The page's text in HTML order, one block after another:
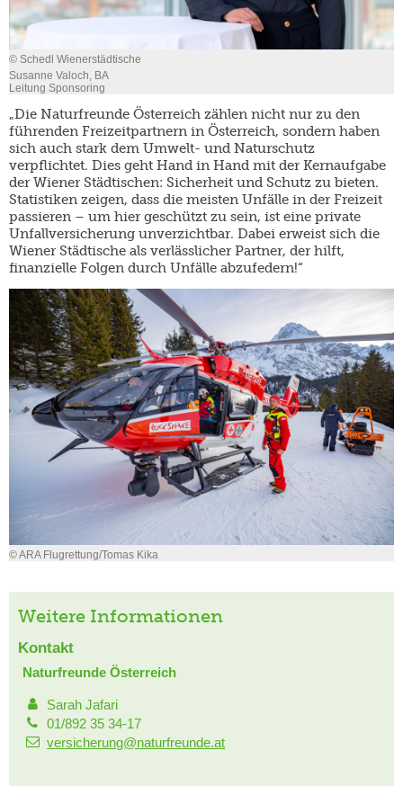
© Schedl Wienerstädtische
Susanne Valoch, BA
Leitung Sponsoring
„Die Naturfreunde Österreich zählen nicht nur zu den
führenden Freizeitpartnern in Österreich, sondern haben
sich auch stark dem Umwelt- und Naturschutz
verpflichtet. Dies geht Hand in Hand mit der Kernaufgabe
der Wiener Städtischen: Sicherheit und Schutz zu bieten.
Statistiken zeigen, dass die meisten Unfälle in der Freizeit
passieren – um hier geschützt zu sein, ist eine private
Unfallversicherung unverzichtbar. Dabei erweist sich die
Wiener Städtische als verlässlicher Partner, der hilft,
finanzielle Folgen durch Unfälle abzufedern!“
© ARA Flugrettung/Tomas Kika
Weitere Informationen
Kontakt
Naturfreunde Österreich
Sarah Jafari
01/892 35 34-17
versicherung@naturfreunde.at